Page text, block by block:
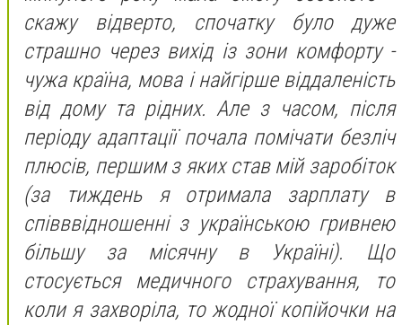
скажу відверто, спочатку було дуже
страшно через вихід із зони комфорту -
чужа країна, мова і найгірше віддаленість
від дому та рідних. Але з часом, після
періоду адаптації почала помічати безліч
плюсів, першим з яких став мій заробіток
(за тиждень я отримала зарплату в
співввідношенні з українською гривнею
більшу за місячну в Україні). Що
стосується медичного страхування, то
коли я захворіла, то жодної копійочки на